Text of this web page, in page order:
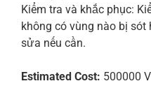
Kiểm tra và khắc phục:
không có vùng nào bị sót
sửa nếu cần.
Estimated Cost: 500000